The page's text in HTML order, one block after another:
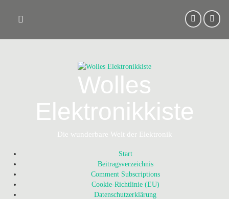
content
Wolles
Elektronikkiste
Die wunderbare Welt der Elektronik
Start
Beitragsverzeichnis
Comment Subscriptions
Cookie-Richtlinie (EU)
Datenschutzerklärung